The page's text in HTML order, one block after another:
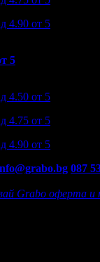
4.90 от 5
5
4.50 от 5
4.75 от 5
4.90 от 5
087
Grabo оферта и